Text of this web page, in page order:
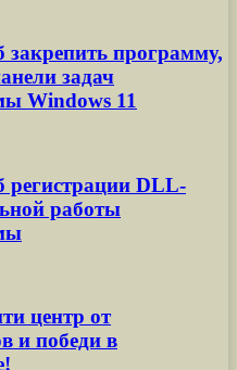
программу,
задач
Windows 11
регистрации DLL-
работы
центр от
и победи в